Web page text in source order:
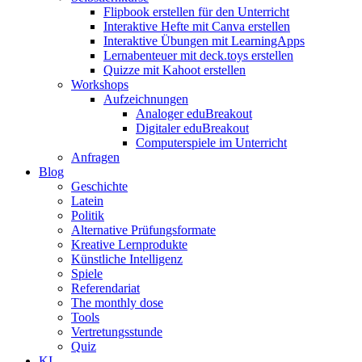
Flipbook erstellen für den Unterricht
Interaktive Hefte mit Canva erstellen
Interaktive Übungen mit LearningApps
Lernabenteuer mit deck.toys erstellen
Quizze mit Kahoot erstellen
Workshops
Aufzeichnungen
Analoger eduBreakout
Digitaler eduBreakout
Computerspiele im Unterricht
Anfragen
Blog
Geschichte
Latein
Politik
Alternative Prüfungsformate
Kreative Lernprodukte
Künstliche Intelligenz
Spiele
Referendariat
The monthly dose
Tools
Vertretungsstunde
Quiz